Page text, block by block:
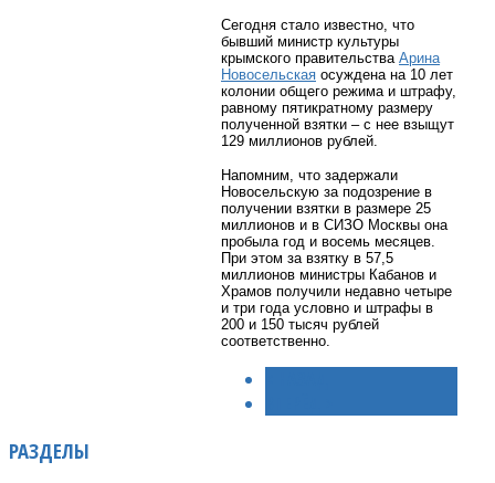
Сегодня стало известно, что
бывший министр культуры
крымского правительства Арина
Новосельская осуждена на 10 лет
колонии общего режима и штрафу,
равному пятикратному размеру
полученной взятки – с нее взыщут
129 миллионов рублей.
Напомним, что задержали
Новосельскую за подозрение в
получении взятки в размере 25
миллионов и в СИЗО Москвы она
пробыла год и восемь месяцев.
При этом за взятку в 57,5
миллионов министры Кабанов и
Храмов получили недавно четыре
и три года условно и штрафы в
200 и 150 тысяч рублей
соответственно.
РАЗДЕЛЫ